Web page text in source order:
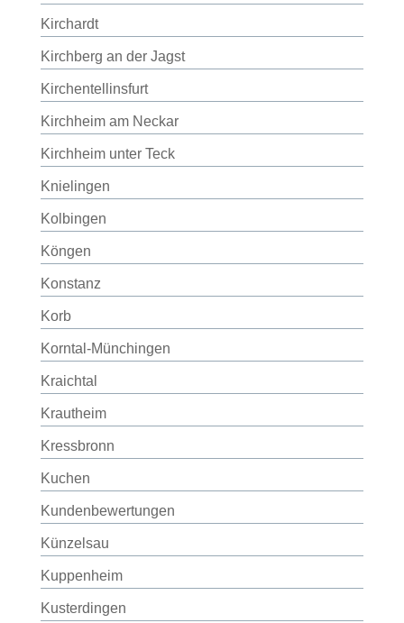
Kirchardt
Kirchberg an der Jagst
Kirchentellinsfurt
Kirchheim am Neckar
Kirchheim unter Teck
Knielingen
Kolbingen
Köngen
Konstanz
Korb
Korntal-Münchingen
Kraichtal
Krautheim
Kressbronn
Kuchen
Kundenbewertungen
Künzelsau
Kuppenheim
Kusterdingen